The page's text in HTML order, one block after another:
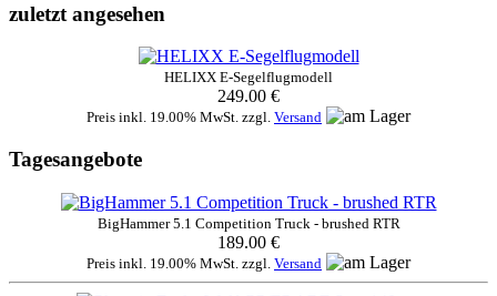
zuletzt angesehen
HELIXX E-Segelflugmodell
249.00 €
Preis inkl. 19.00% MwSt. zzgl. Versand
Tagesangebote
BigHammer 5.1 Competition Truck - brushed RTR
189.00 €
Preis inkl. 19.00% MwSt. zzgl. Versand